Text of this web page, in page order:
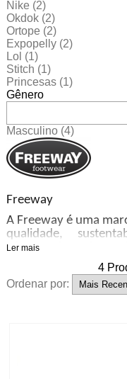
Nike (2)
Okdok (2)
Ortope (2)
Expopelly (2)
Lol (1)
Stitch (1)
Princesas (1)
Gênero
Masculino (4)
Freeway
A Freeway é uma
qualidade,
oferecendo muito
inúmeros
única e fazem do
Conforto térmico,
Ler mais
4
Ordenar por: